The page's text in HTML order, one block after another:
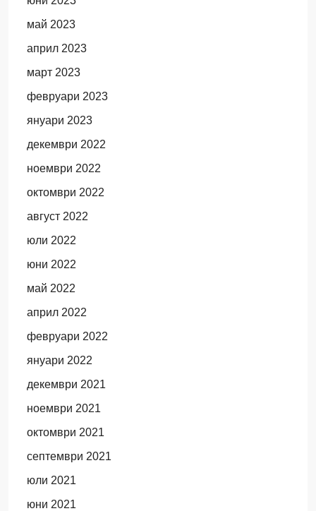
май 2023
април 2023
март 2023
февруари 2023
януари 2023
декември 2022
ноември 2022
октомври 2022
август 2022
юли 2022
юни 2022
май 2022
април 2022
февруари 2022
януари 2022
декември 2021
ноември 2021
октомври 2021
септември 2021
юли 2021
юни 2021